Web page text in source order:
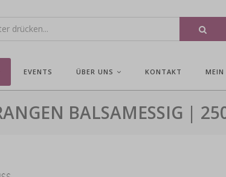
EVENTS ÜBER UNS KONTAKT
BALSAMESSIG |